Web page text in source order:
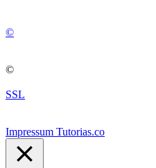
©
©
SSL
Impressum Tutorias.co